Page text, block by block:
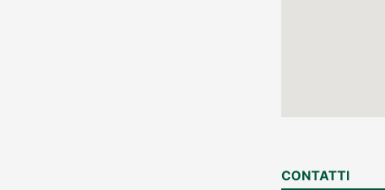
CONTATTI